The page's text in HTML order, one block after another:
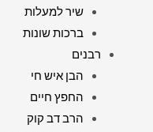
שיר למעלות
ברכות שונות
רבנים
הבן איש חי
החפץ חיים
הרב דב קוק